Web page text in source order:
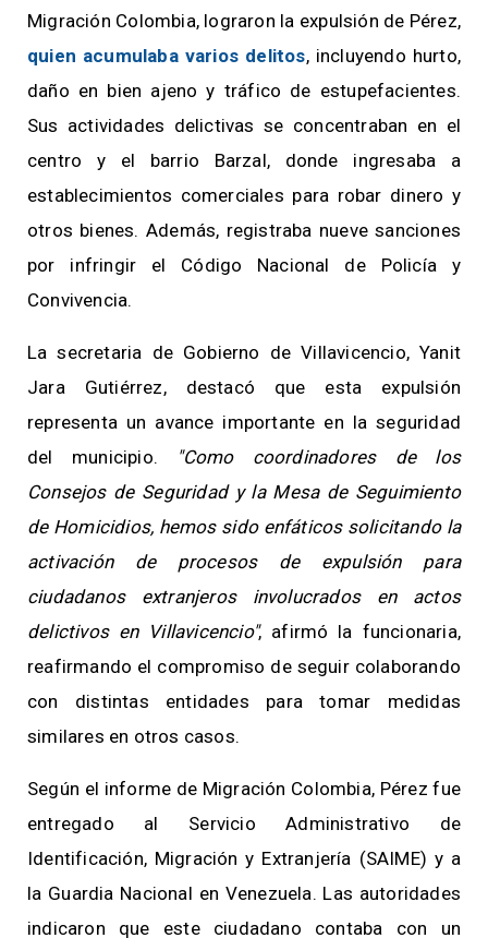
Migración Colombia, lograron la expulsión de Pérez,
quien acumulaba varios delitos, incluyendo hurto,
daño en bien ajeno y tráfico de estupefacientes.
Sus actividades delictivas se concentraban en el
centro y el barrio Barzal, donde ingresaba a
establecimientos comerciales para robar dinero y
otros bienes. Además, registraba nueve sanciones
por infringir el Código Nacional de Policía y
Convivencia.
La secretaria de Gobierno de Villavicencio, Yanit
Jara Gutiérrez, destacó que esta expulsión
representa un avance importante en la seguridad
del municipio.
"Como coordinadores de los
Consejos de Seguridad y la Mesa de Seguimiento
de Homicidios, hemos sido enfáticos solicitando la
activación de procesos de expulsión para
ciudadanos extranjeros involucrados en actos
delictivos en Villavicencio", afirmó la funcionaria,
reafirmando el compromiso de seguir colaborando
con distintas entidades para tomar medidas
similares en otros casos.
Según el informe de Migración Colombia, Pérez fue
entregado al Servicio Administrativo de
Identificación, Migración y Extranjería (SAIME) y a
la Guardia Nacional en Venezuela. Las autoridades
indicaron que este ciudadano contaba con un